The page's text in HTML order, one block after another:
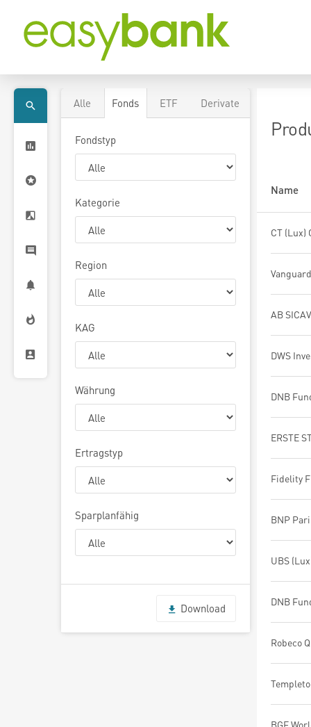
Alle Fonds ETF Derivate
Fondstyp
Kategorie
Region
KAG
Währung
Ertragstyp
Sparplanfähig
Download
Name